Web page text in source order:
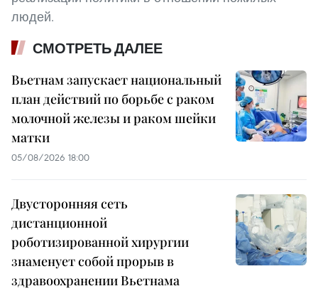
людей.
СМОТРЕТЬ ДАЛЕЕ
Вьетнам запускает национальный
план действий по борьбе с раком
молочной железы и раком шейки
матки
05/08/2026 18:00
Двусторонняя сеть
дистанционной
роботизированной хирургии
знаменует собой прорыв в
здравоохранении Вьетнама